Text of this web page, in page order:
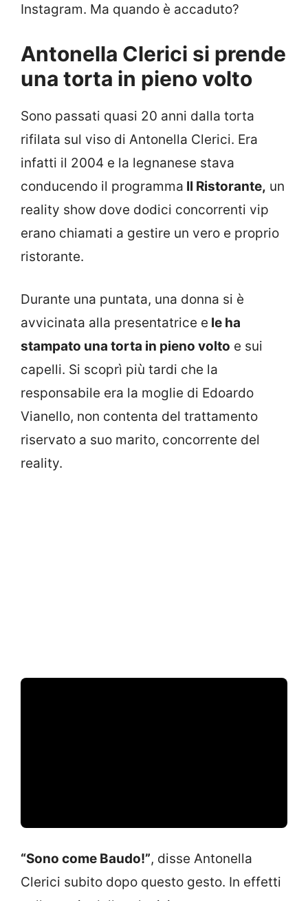
Instagram. Ma quando è accaduto?
Antonella Clerici si prende
una torta in pieno volto
Sono passati quasi 20 anni dalla torta
rifilata sul viso di Antonella Clerici. Era
infatti il 2004 e la legnanese stava
conducendo il programma Il Ristorante, un
reality show dove dodici concorrenti vip
erano chiamati a gestire un vero e proprio
ristorante.
Durante una puntata, una donna si è
avvicinata alla presentatrice e le ha
stampato una torta in pieno volto e sui
capelli. Si scoprì più tardi che la
responsabile era la moglie di Edoardo
Vianello, non contenta del trattamento
riservato a suo marito, concorrente del
reality.
“Sono come Baudo!”, disse Antonella
Clerici subito dopo questo gesto. In effetti